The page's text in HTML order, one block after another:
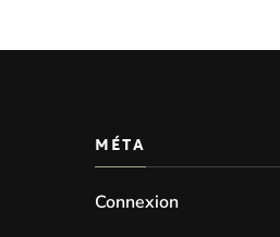
MÉTA
Connexion